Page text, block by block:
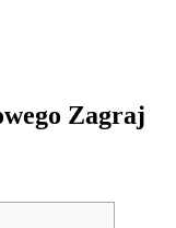
Zagraj